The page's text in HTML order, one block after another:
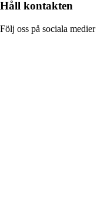
Håll kontakten
Följ oss på sociala medier